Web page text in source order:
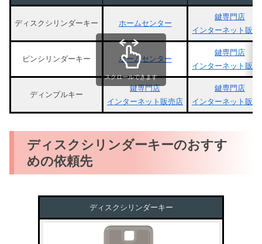
ディスクシリンダーキー ホームセンター
鍵専門店
インターネット販売
ピンシリンダーキー ホームセンター
鍵専門店
インターネット販売
ディンプルキー
鍵専門店
インターネット販売店
鍵専門店
インターネット販売
スクロールできます
ディスクシリンダーキーのおすす
めの依頼先
ディスクシリンダーキー